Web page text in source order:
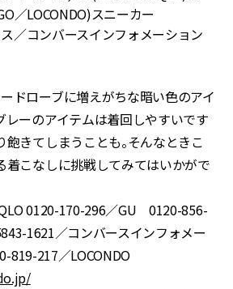
／LOCONDO)スニーカー
／コンバースインフォメーション
ドローブに増えがちな暗い色のアイ
レーのアイテムは着回しやすいです
飽きてしまうことも。そんなときこ
着こなしに挑戦してみてはいかがで
0120-170-296／GU 0120-856-
1621／コンバースインフォメー
819-217／LOCONDO